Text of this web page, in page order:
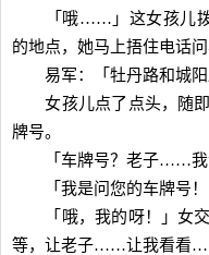
「哦……」这女孩儿拨
的地点，她马上捂住电话
易军：「牡丹路和城阳
女孩儿点了点头，随即
牌号。
「车牌号？老子……我没
「我是问您的车牌号！
「哦，我的呀！」女交
等，让老子……让我看看